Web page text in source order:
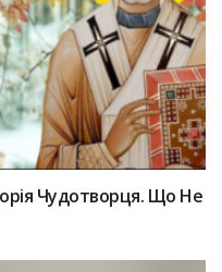
Чудотворця. Щo Нe